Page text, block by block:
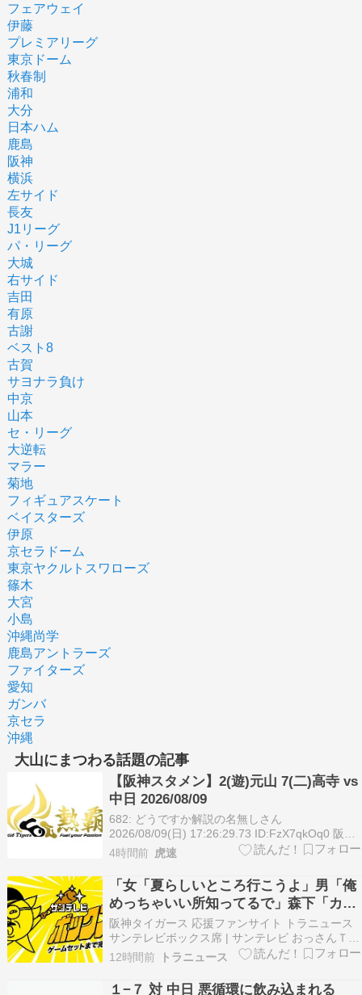
フェアウェイ
伊藤
プレミアリーグ
東京ドーム
秋春制
浦和
大分
日本ハム
鹿島
阪神
横浜
左サイド
長友
J1リーグ
パ・リーグ
大城
右サイド
吉田
有原
古謝
ベスト8
古賀
サヨナラ負け
中京
山本
セ・リーグ
大逆転
マラー
菊地
フィギュアスケート
ベイスターズ
伊原
京セラドーム
東京ヤクルトスワローズ
篠木
大宮
小島
沖縄尚学
鹿島アントラーズ
ファイターズ
愛知
ガンバ
京セラ
沖縄
大山にまつわる話題の記事
【阪神スタメン】2(遊)元山 7(二)高寺 vs
中日 2026/08/09
682: どうですか解説の名無しさん
2026/08/09(日) 17:26:29.73 ID:FzX7qkOq0 阪神
ファンのための最新のオーダー バッテリー 【中
日】 柳 ‐ 石伊 【阪神】 伊藤将 ‐ 坂本 最新のオー
ダー 阪神タイガース 1 中 近本 2 遊 元山 3 …
4時間前 虎速
「女「夏らしいところ行こうよ」男「俺
めっちゃいい所知ってるで」森下「カキ
ーン」佐藤「カキーン」大山「カキー
ン」花火大会最高」今日はサンテレビボ
ックス席
阪神タイガース 応援ファンサイト トラニュース
サンテレビボックス席 | サンテレビ おっさんＴ
Ｖ????「女「夏らしいところ行こうよ」男「俺め
っちゃいい所知ってるで」森下「カキーン」佐藤
「カキーン」大山「カキーン」花火大会最高」今
12時間前 トラニュース
１−７ 対 中日 悪循環に飲み込まれる